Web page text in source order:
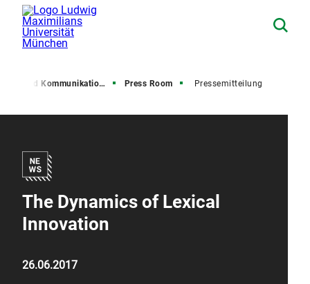
und Kommunikation (PuK) Press Room Pressemitteilung
The Dynamics of Lexical
Innovation
26.06.2017